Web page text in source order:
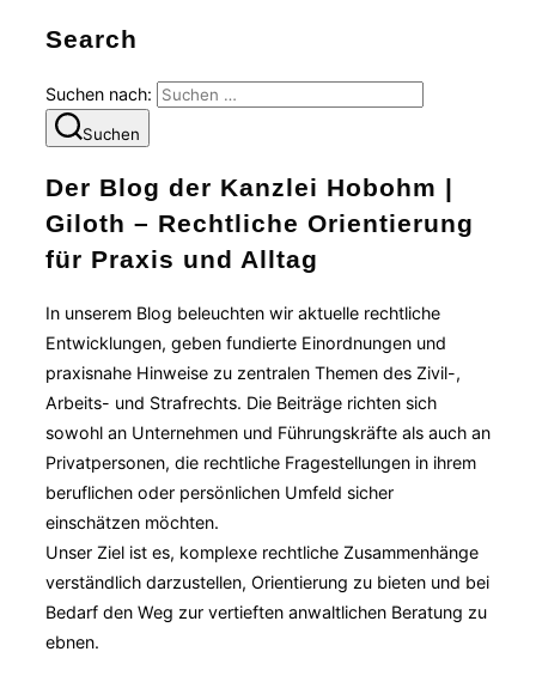
Search
Suchen nach:
Suchen
Der Blog der Kanzlei Hobohm |
Giloth – Rechtliche Orientierung
für Praxis und Alltag
In unserem Blog beleuchten wir aktuelle rechtliche
Entwicklungen, geben fundierte Einordnungen und
praxisnahe Hinweise zu zentralen Themen des Zivil-,
Arbeits- und Strafrechts. Die Beiträge richten sich
sowohl an Unternehmen und Führungskräfte als auch an
Privatpersonen, die rechtliche Fragestellungen in ihrem
beruflichen oder persönlichen Umfeld sicher
einschätzen möchten.
Unser Ziel ist es, komplexe rechtliche Zusammenhänge
verständlich darzustellen, Orientierung zu bieten und bei
Bedarf den Weg zur vertieften anwaltlichen Beratung zu
ebnen.